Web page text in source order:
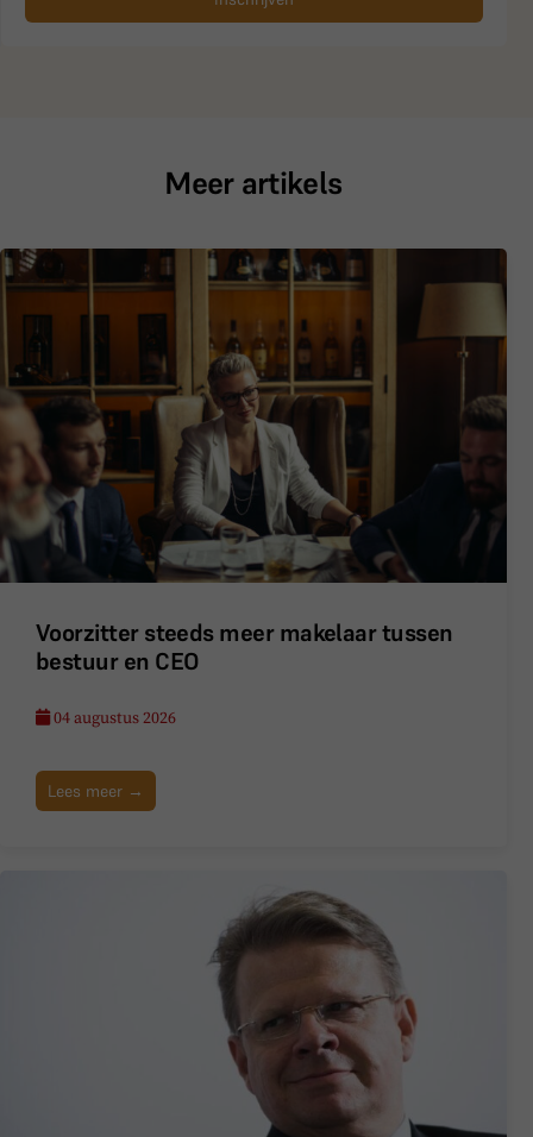
Meer artikels
Voorzitter steeds meer makelaar tussen
bestuur en CEO
04 augustus 2026
Lees meer →